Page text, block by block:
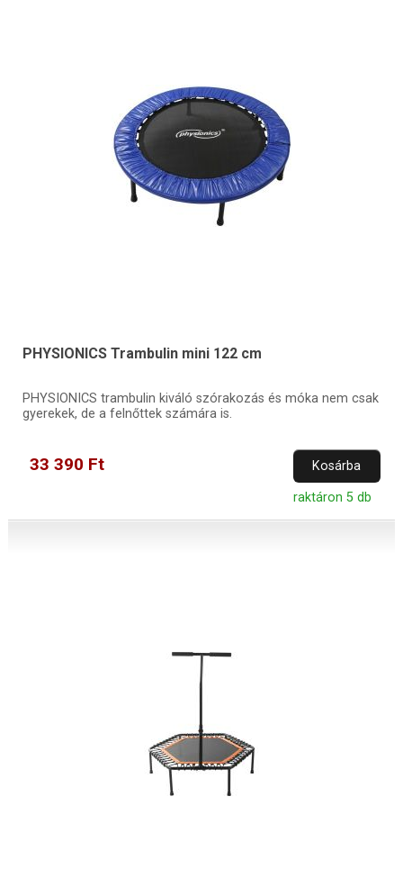
PHYSIONICS Trambulin mini 122 cm
PHYSIONICS trambulin kiváló szórakozás és móka nem csak
gyerekek, de a felnőttek számára is.
33 390 Ft Kosárba
raktáron 5 db